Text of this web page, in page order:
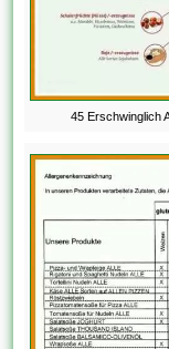
45 Erschwinglich